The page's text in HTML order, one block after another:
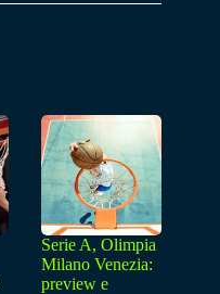
Serie A, Olimpia
Milano Venezia:
preview e